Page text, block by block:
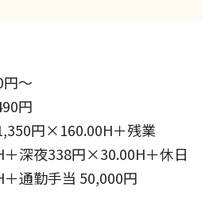
円～
円
円×160.00H＋残業
深夜338円×30.00H＋休日
通勤手当 50,000円